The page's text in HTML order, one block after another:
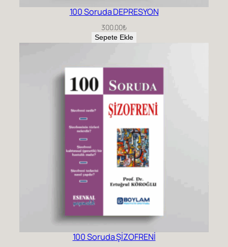
100 Soruda DEPRESYON
300.00₺
Sepete Ekle
100 Soruda ŞİZOFRENİ